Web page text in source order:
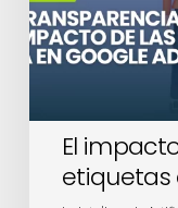
de
IA
en
Ads
El
etiquetas